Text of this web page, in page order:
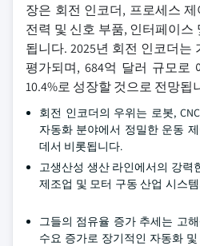
장은 회전 인코더, 프로세스
전력 및 신호 부품, 인터페이스
됩니다. 2025년 회전 인코더는
평가되며, 684억 달러 규모로
10.4%로 성장할 것으로 전망됩
회전 인코더의 우위는 로봇,
자동화 분야에서 정밀한 운동
데서 비롯됩니다.
고생산성 생산 라인에서의 강력
제조업 및 모터 구동 산업 시스
그들의 점유율 증가 추세는 고
수요 증가로 장기적인 자동화